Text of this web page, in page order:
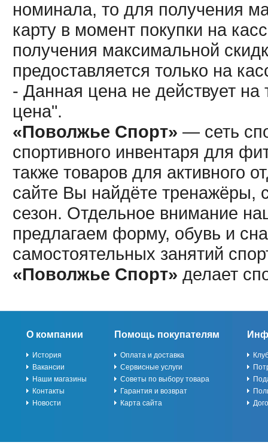
номинала, то для получения
карту в момент покупки на
получения максимальной
предоставляется только на
- Данная цена не действует
цена".
«Поволжье Спорт» — сеть
спортивного инвентаря для
также товаров для активного
сайте Вы найдёте тренажёры,
сезон. Отдельное внимание
предлагаем форму, обувь и
самостоятельных занятий
«Поволжье Спорт» делает
О компании
История
Вакансии
Наши магазины
Контакты
Новости
Помощь покупателям
Оплата и доставка
Сервисные услуги
Советы по выбору товара
Гарантия и возврат
Карта сайта